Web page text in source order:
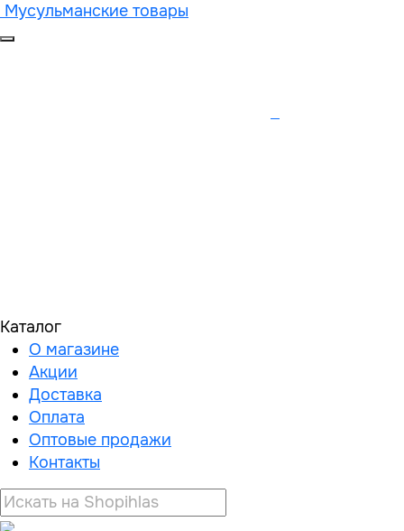
Мусульманские товары
Каталог
О магазине
Акции
Доставка
Оплата
Оптовые продажи
Контакты